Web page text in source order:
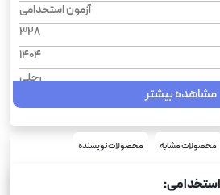
آزمون استخدامی
328
1404
رحلی
مشاهده بیشتر
محصولات مشابه محصولات نویسنده
استخدامی: